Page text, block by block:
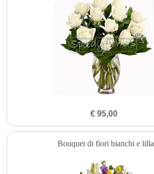
€ 95,00
Bouquet di fiori bianchi e lilla